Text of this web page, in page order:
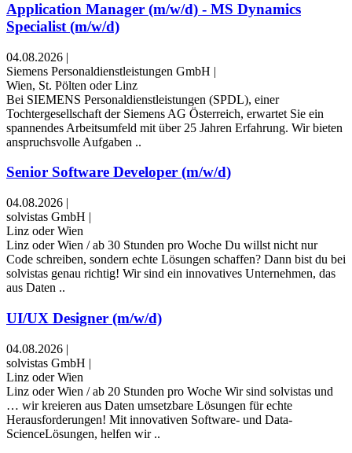
Application Manager (m/w/d) - MS Dynamics
Specialist (m/w/d)
04.08.2026 |
Siemens Personaldienstleistungen GmbH |
Wien, St. Pölten oder Linz
Bei SIEMENS Personaldienstleistungen (SPDL), einer
Tochtergesellschaft der Siemens AG Österreich, erwartet Sie ein
spannendes Arbeitsumfeld mit über 25 Jahren Erfahrung. Wir bieten
anspruchsvolle Aufgaben ..
Senior Software Developer (m/w/d)
04.08.2026 |
solvistas GmbH |
Linz oder Wien
Linz oder Wien / ab 30 Stunden pro Woche Du willst nicht nur
Code schreiben, sondern echte Lösungen schaffen? Dann bist du bei
solvistas genau richtig! Wir sind ein innovatives Unternehmen, das
aus Daten ..
UI/UX Designer (m/w/d)
04.08.2026 |
solvistas GmbH |
Linz oder Wien
Linz oder Wien / ab 20 Stunden pro Woche Wir sind solvistas und
… wir kreieren aus Daten umsetzbare Lösungen für echte
Herausforderungen! Mit innovativen Software- und Data-
ScienceLösungen, helfen wir ..